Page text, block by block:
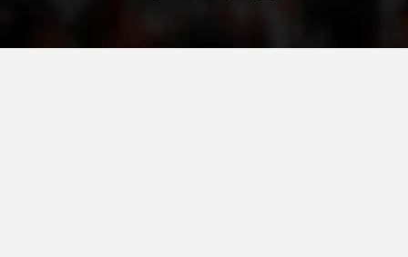
ПОСТЕРИ